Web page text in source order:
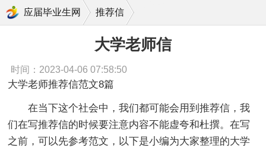
应届毕业生网 推荐信
大学老师信
时间：2023-04-06 07:58:50
大学老师推荐信范文8篇
在当下这个社会中，我们都可能会用到推荐信，我
们在写推荐信的时候要注意内容不能虚夸和杜撰。在写
之前，可以先参考范文，以下是小编为大家整理的大学